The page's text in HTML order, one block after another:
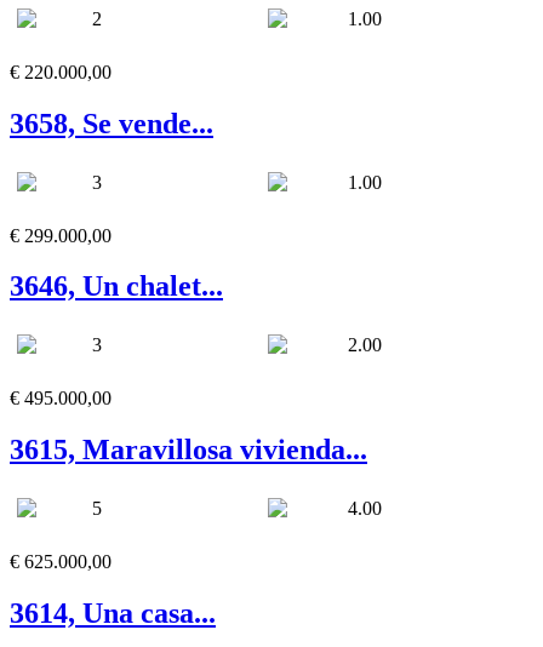
2 1.00
€ 220.000,00
3658, Se vende...
3 1.00
€ 299.000,00
3646, Un chalet...
3 2.00
€ 495.000,00
3615, Maravillosa vivienda...
5 4.00
€ 625.000,00
3614, Una casa...